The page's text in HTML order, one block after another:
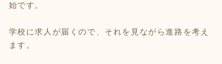
始です。
学校に求人が届くので、それを見ながら進路を考え
ます。